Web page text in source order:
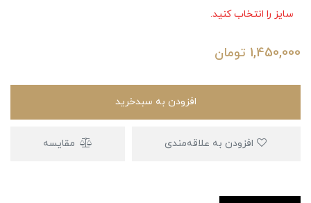
سایز را انتخاب کنید.
1,450,000 تومان
افزودن به سبدخرید
مقایسه